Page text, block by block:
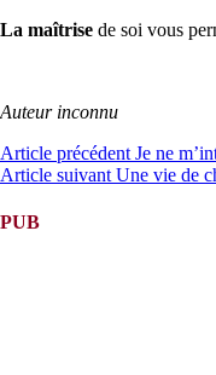
La maîtrise de soi vous
Auteur inconnu
Lire
la
suite
Article précédent Je ne
Article suivant Une vie de
PUB